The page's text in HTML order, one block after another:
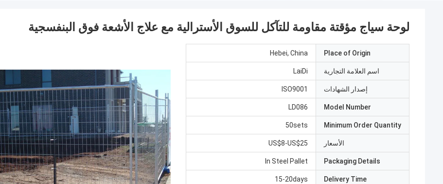
لوحة سياج مؤقتة مقاومة للتآكل للسوق الأسترالية مع علاج الأشعة فوق البنفسجية
Place of Origin
Hebei, China
اسم العلامة التجارية LaiDi
إصدار الشهادات ISO9001
Model Number
LD086
Minimum Order Quantity
50sets
الأسعار US$8-US$25
Packaging Details
In Steel Pallet
Delivery Time
15-20days